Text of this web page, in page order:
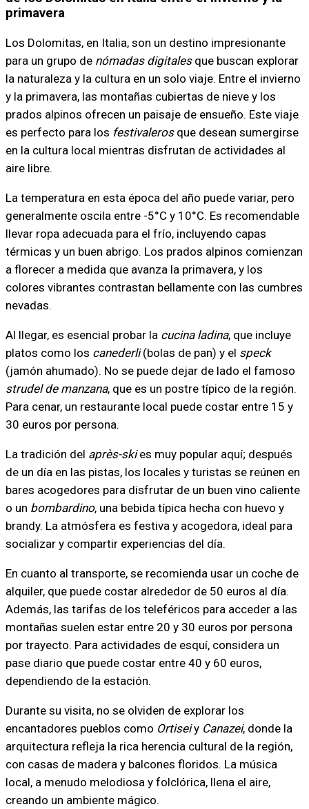
primavera
Los Dolomitas, en Italia, son un destino impresionante
para un grupo de nómadas digitalesque buscan explorar
la naturaleza y la cultura en un solo viaje. Entre el invierno
y la primavera, las montañas cubiertas de nieve y los
prados alpinos ofrecen un paisaje de ensueño. Este viaje
es perfecto para los festivalerosque desean sumergirse
en la cultura local mientras disfrutan de actividades al
aire libre.
La temperatura en esta época del año puede variar, pero
generalmente oscila entre -5°C y 10°C. Es recomendable
llevar ropa adecuada para el frío, incluyendo capas
térmicas y un buen abrigo. Los prados alpinos comienzan
a florecer a medida que avanza la primavera, y los
colores vibrantes contrastan bellamente con las cumbres
nevadas.
Al llegar, es esencial probar la cucina ladina, que incluye
platos como los canederli(bolas de pan) y el speck
(jamón ahumado). No se puede dejar de lado el famoso
strudel de manzana, que es un postre típico de la región.
Para cenar, un restaurante local puede costar entre 15 y
30 euros por persona.
La tradición del après-skies muy popular aquí; después
de un día en las pistas, los locales y turistas se reúnen en
bares acogedores para disfrutar de un buen vino caliente
o un bombardino, una bebida típica hecha con huevo y
brandy. La atmósfera es festiva y acogedora, ideal para
socializar y compartir experiencias del día.
En cuanto al transporte, se recomienda usar un coche de
alquiler, que puede costar alrededor de 50 euros al día.
Además, las tarifas de los teleféricos para acceder a las
montañas suelen estar entre 20 y 30 euros por persona
por trayecto. Para actividades de esquí, considera un
pase diario que puede costar entre 40 y 60 euros,
dependiendo de la estación.
Durante su visita, no se olviden de explorar los
encantadores pueblos como Ortiseiy Canazei, donde la
arquitectura refleja la rica herencia cultural de la región,
con casas de madera y balcones floridos. La música
local, a menudo melodiosa y folclórica, llena el aire,
creando un ambiente mágico.